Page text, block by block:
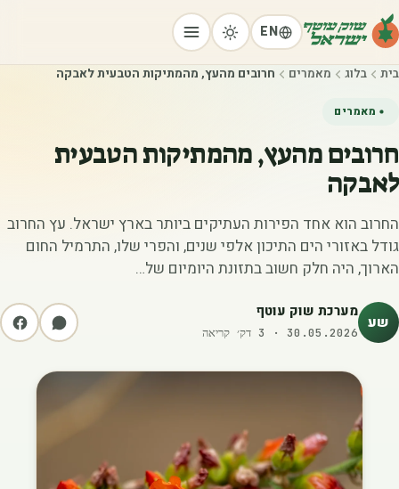
EN
בית בלוג מאמרים חרובים מהעץ, מהמתיקות הטבעית לאבקה
מאמרים
חרובים מהעץ, מהמתיקות הטבעית
לאבקה
החרוב הוא אחד הפירות העתיקים ביותר בארץ ישראל. עץ החרוב
גודל באזורי הים התיכון אלפי שנים, והפרי שלו, התרמיל החום
הארוך, היה חלק חשוב בתזונת היומיום של…
שע מערכת שוק עוטף
30.05.2026
·
3 דק׳ קריאה